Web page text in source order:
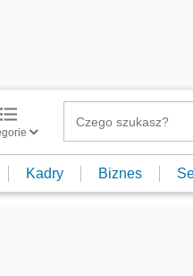
Kadry Biznes